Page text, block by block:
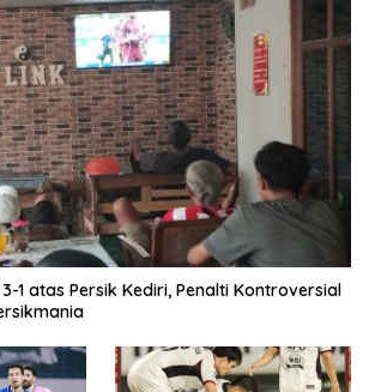
1 atas Persik Kediri, Penalti Kontroversial